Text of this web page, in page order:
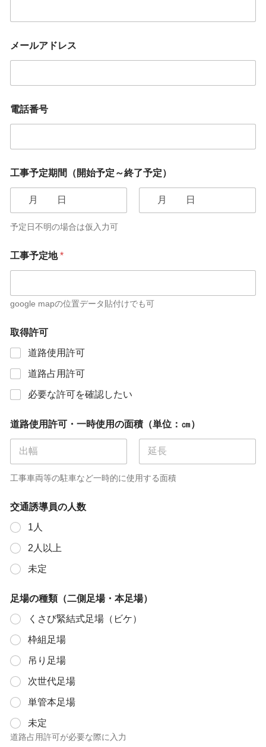
メールアドレス
電話番号
工事予定期間（開始予定～終了予定）
予定日不明の場合は仮入力可
工事予定地*
google mapの位置データ貼付けでも可
取得許可
道路使用許可
道路占用許可
必要な許可を確認したい
道路使用許可・一時使用の面積（単位：㎝）
工事車両等の駐車など一時的に使用する面積
交通誘導員の人数
1人
2人以上
未定
足場の種類（二側足場・本足場）
くさび緊結式足場（ビケ）
枠組足場
吊り足場
次世代足場
単管本足場
未定
道路占用許可が必要な際に入力